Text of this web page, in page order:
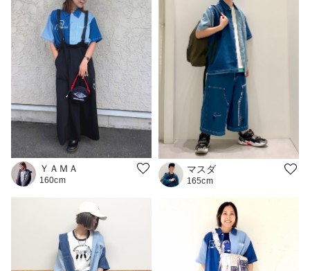
ＹＡＭＡ
160cm
マスダ
165cm